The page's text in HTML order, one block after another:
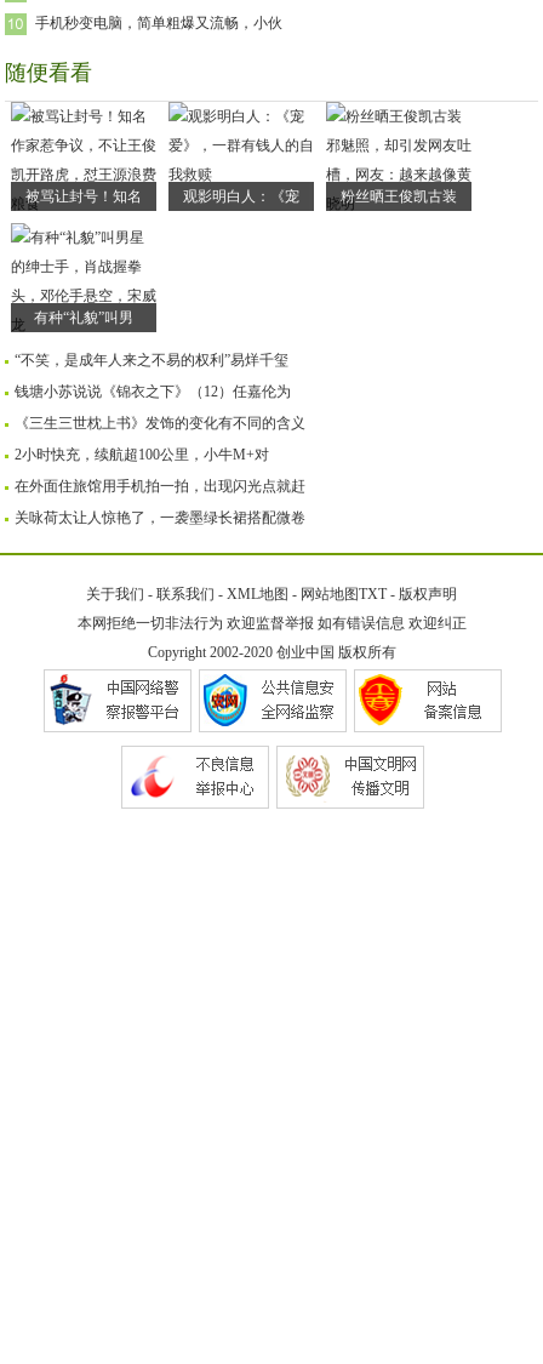
手机秒变电脑，简单粗爆又流畅，小伙
随便看看
被骂让封号！知名 观影明白人：《宠 粉丝晒王俊凯古装
有种“礼貌”叫男
“不笑，是成年人来之不易的权利”易烊千玺
钱塘小苏说说《锦衣之下》（12）任嘉伦为
《三生三世枕上书》发饰的变化有不同的含义
2小时快充，续航超100公里，小牛M+对
在外面住旅馆用手机拍一拍，出现闪光点就赶
关咏荷太让人惊艳了，一袭墨绿长裙搭配微卷
关于我们 - 联系我们 - XML地图 - 网站地图TXT- 版权声明
本网拒绝一切非法行为 欢迎监督举报 如有错误信息 欢迎纠正
Copyright 2002-2020 创业中国 版权所有